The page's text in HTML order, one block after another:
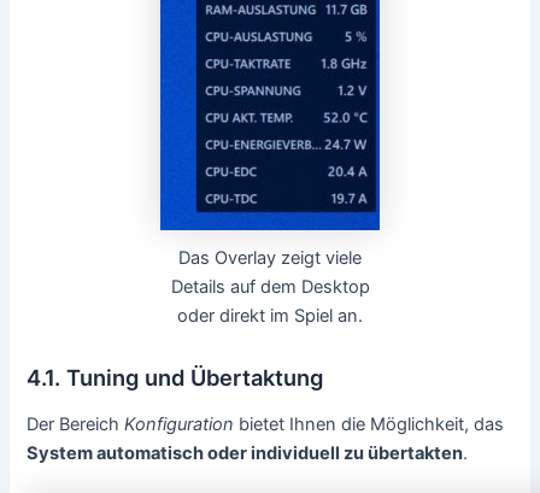
Das Overlay zeigt viele
Details auf dem Desktop
oder direkt im Spiel an.
4.1. Tuning und Übertaktung
Der BereichKonfiguration bietet Ihnen die Möglichkeit, das
System automatisch oder individuell zu übertakten.